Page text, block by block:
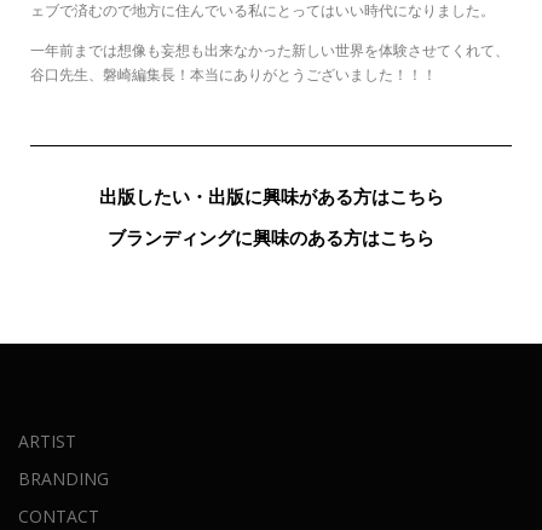
ェブで済むので地方に住んでいる私にとってはいい時代になりました。
一年前までは想像も妄想も出来なかった新しい世界を体験させてくれて、
谷口先生、磐崎編集長！本当にありがとうございました！！！
出版したい・出版に興味がある方はこちら
ブランディングに興味のある方はこちら
ARTIST
BRANDING
CONTACT